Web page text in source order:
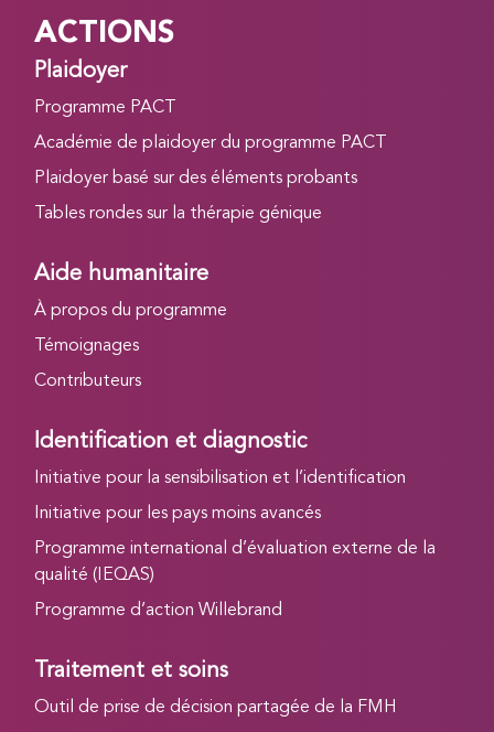
ACTIONS
Plaidoyer
Programme PACT
Académie de plaidoyer du programme PACT
Plaidoyer basé sur des éléments probants
Tables rondes sur la thérapie génique
Aide humanitaire
À propos du programme
Témoignages
Contributeurs
Identification et diagnostic
Initiative pour la sensibilisation et l’identification
Initiative pour les pays moins avancés
Programme international d’évaluation externe de la
qualité (IEQAS)
Programme d’action Willebrand
Traitement et soins
Outil de prise de décision partagée de la FMH